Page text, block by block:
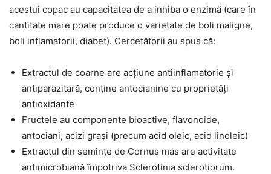
acestui copac au capacitatea de a inhiba o enzimă (care în
cantitate mare poate produce o varietate de boli maligne,
boli inflamatorii, diabet). Cercetătorii au spus că:
Extractul de coarne are acțiune antiinflamatorie și
antiparazitară, conține antocianine cu proprietăți
antioxidante
Fructele au componente bioactive, flavonoide,
antociani, acizi grași (precum acid oleic, acid linoleic)
Extractul din semințe de Cornus mas are activitate
antimicrobiană împotriva Sclerotinia sclerotiorum.